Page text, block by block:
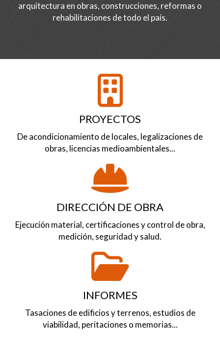
arquitectura en obras, construcciones, reformas o
rehabilitaciones de todo el país.
PROYECTOS
De acondicionamiento de locales, legalizaciones de
obras, licencias medioambientales...
DIRECCIÓN DE OBRA
Ejecución material, certificaciones y control de obra,
medición, seguridad y salud.
INFORMES
Tasaciones de edificios y terrenos, estudios de
viabilidad, peritaciones o memorias...